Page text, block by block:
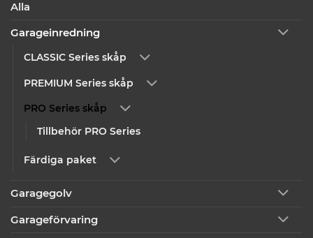
Alla
Garageinredning
CLASSIC Series skåp
PREMIUM Series skåp
PRO Series skåp
Tillbehör PRO Series
Färdiga paket
Garagegolv
Garageförvaring